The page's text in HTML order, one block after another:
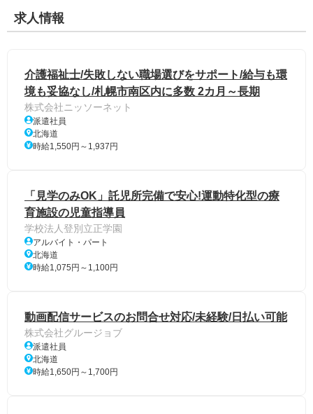
求人情報
介護福祉士/失敗しない職場選びをサポート/給与も環
境も妥協なし/札幌市南区内に多数 2カ月～長期
株式会社ニッソーネット
派遣社員
北海道
時給1,550円～1,937円
「見学のみOK」託児所完備で安心!運動特化型の療
育施設の児童指導員
学校法人登別立正学園
アルバイト・パート
北海道
時給1,075円～1,100円
動画配信サービスのお問合せ対応/未経験/日払い可能
株式会社グルージョブ
派遣社員
北海道
時給1,650円～1,700円